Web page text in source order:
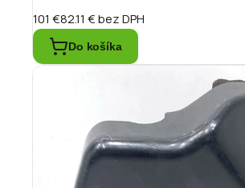
101 €82.11 €bez DPH
Do košíka